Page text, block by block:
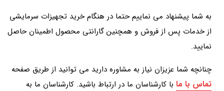
به شما پیشنهاد می نماییم حتما در هنگام خرید تجهیزات سرمایشی
از خدمات پس از فروش و همچنین گارانتی محصول اطمینان حاصل
نمایید.
چنانچه شما عزیزان نیاز به مشاوره دارید می توانید از طریق صفحه
تماس با ما با کارشناسان ما در ارتباط باشید. کارشناسان ما به